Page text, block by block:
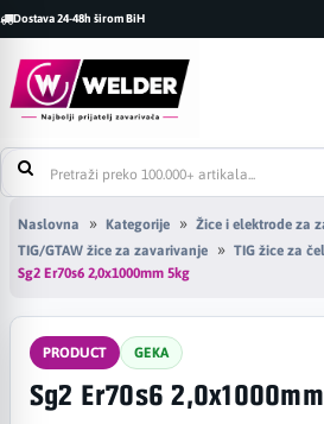
Dostava 24-48h širom BiH
Naslovna Kategorije
Žice i elektrode za
TIG/GTAW žice za zavarivanje
TIG žice za
Sg2 Er70s6 2,0x1000mm 5kg
PRODUCT GEKA
Sg2 Er70s6